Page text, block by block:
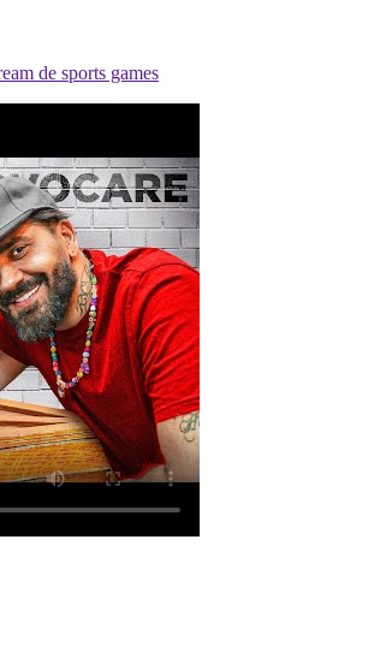
de sports games